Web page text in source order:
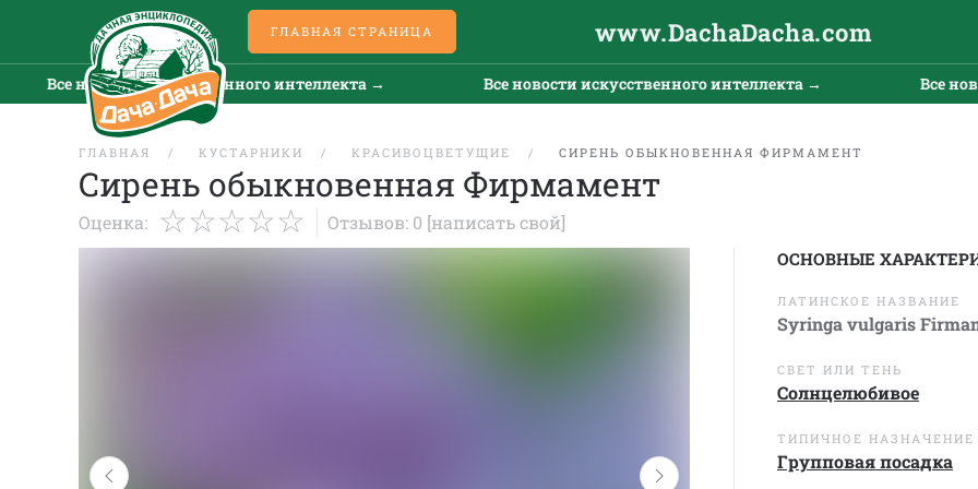
ГЛАВНАЯ СТРАНИЦА www.DachaDacha.com
Все новости искусственного интеллекта → Все новости искусственного интеллекта → Все
ГЛАВНАЯ КУСТАРНИКИ КРАСИВОЦВЕТУЩИЕ СИРЕНЬ ОБЫКНОВЕННАЯ ФИРМАМЕНТ
Сирень обыкновенная Фирмамент
Оценка: Отзывов: 0 [написать свой]
ОСНОВНЫЕ
ЛАТИНСКОЕ НАЗВАНИЕ
Syringa vulgaris
СВЕТ ИЛИ ТЕНЬ
Солнцелюбивое
ТИПИЧНОЕ НАЗНАЧЕНИЕ
Групповая посадка